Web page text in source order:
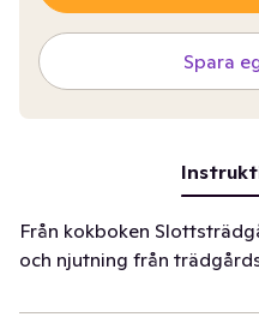
Spara
Från kokboken
och njutning från